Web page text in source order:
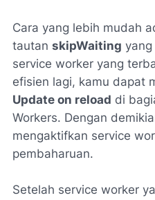
Cara yang lebih mudah
tautan skipWaiting
service worker yang
efisien lagi, kamu dapat
Update on reload di
Workers. Dengan
mengaktifkan service
pembaharuan.
Setelah service worker